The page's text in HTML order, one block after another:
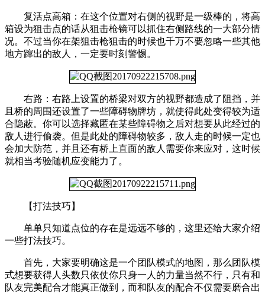
复活点高箱：在这个位置对右侧的视野是一级棒的，将高
箱设为狙击点的话从狙击枪镜可以抓住右侧路线的一大部分情
况。不过当你在架狙击枪狙击的时候也千万不要忽略一些其他
地方蹿出的敌人，一定要时刻警惕。
右路：右路上设置的桥梁对双方的视野都造成了阻挡，并
且桥的周围还设置了一些障碍物牌坊，就使得此处变得较为适
合隐蔽。你可以选择藏匿在某些障碍物之后对想要从此经过的
敌人进行偷袭。但是此处的障碍物较多，敌人走的时候一定也
会加大防范，并且还有桥上直面的敌人需要你来应对，这时候
就相当考验随机应变能力了。
【打法技巧】
单单只知道点位的存在是远远不够的，这里还给大家介绍
一些打法技巧。
首先，大家要明确这是一个团队模式的地图，那么团队模
式想要获得人头数只依仗你只身一人的力量当然不行，只有和
队友完美配合才能真正做到，而和队友的配合不仅需要磨合出